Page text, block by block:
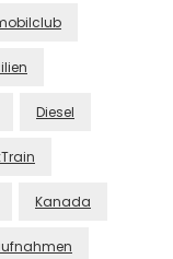
Diesel
Kanada